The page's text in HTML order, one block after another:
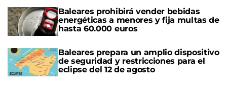
Baleares prohibirá vender bebidas
energéticas a menores y fija multas de
hasta 60.000 euros
Baleares prepara un amplio dispositivo
de seguridad y restricciones para el
eclipse del 12 de agosto